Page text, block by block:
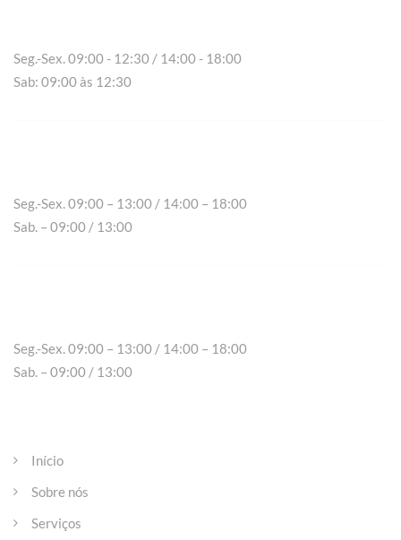
Seg.-Sex. 09:00 - 12:30 / 14:00 - 18:00
Sab: 09:00 às 12:30
Seg.-Sex. 09:00 – 13:00 / 14:00 – 18:00
Sab. – 09:00 / 13:00
Seg.-Sex. 09:00 – 13:00 / 14:00 – 18:00
Sab. – 09:00 / 13:00
Início
Sobre nós
Serviços